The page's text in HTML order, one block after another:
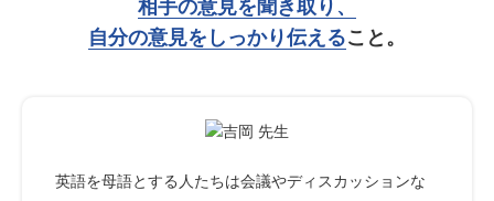
相手の意見を聞き取り、
自分の意見をしっかり伝えること。
英語を母語とする人たちは会議やディスカッションな